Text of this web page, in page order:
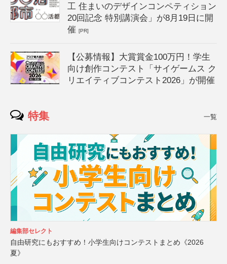
工 住まいのデザインコンペティション
20回記念 特別講演会」が8月19日に開
催[PR]
【公募情報】大賞賞金100万円！学生
向け創作コンテスト「サイゲームス ク
リエイティブコンテスト2026」が開催
特集 一覧
編集部セレクト
自由研究にもおすすめ！小学生向けコンテストまとめ《2026
夏》